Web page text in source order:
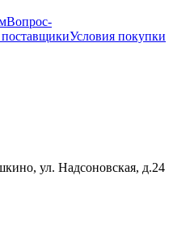
Вопрос-
Условия покупки
ул. Надсоновская, д.24